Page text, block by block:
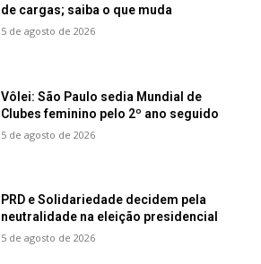
de cargas; saiba o que muda
5 de agosto de 2026
Vôlei: São Paulo sedia Mundial de
Clubes feminino pelo 2º ano seguido
5 de agosto de 2026
PRD e Solidariedade decidem pela
neutralidade na eleição presidencial
5 de agosto de 2026